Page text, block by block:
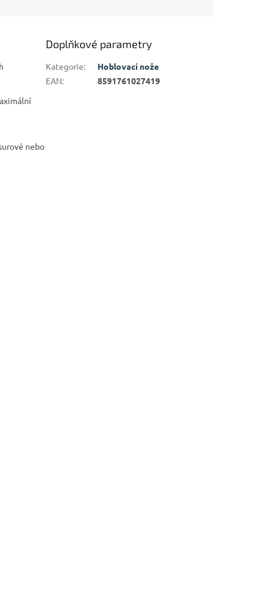
nebo
Doplňkové parametry
Kategorie:
Hoblovací nože
EAN: 8591761027419